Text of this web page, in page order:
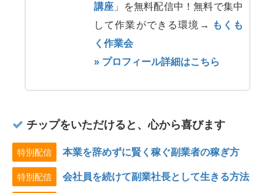
講座 」を無料配信中！無料で集中
して作業ができる環境→
もくも
く作業会
» プロフィール詳細はこちら
チップをいただけると、心から喜びます
特別配信 本業を辞めずに賢く稼ぐ副業者の稼ぎ方
特別配信 会社員を続けて副業社長として生きる方法